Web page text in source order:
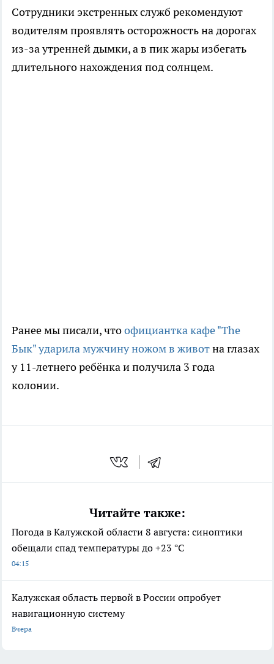
Сотрудники экстренных служб рекомендуют
водителям проявлять осторожность на дорогах
из-за утренней дымки, а в пик жары избегать
длительного нахождения под солнцем.
Ранее мы писали, чтоофициантка кафе "The
Бык" ударила мужчину ножом в животна глазах
у 11-летнего ребёнка и получила 3 года
колонии.
Читайте также:
Погода в Калужской области 8 августа: синоптики
обещали спад температуры до +23 °C
04:15
Калужская область первой в России опробует
навигационную систему
Вчера